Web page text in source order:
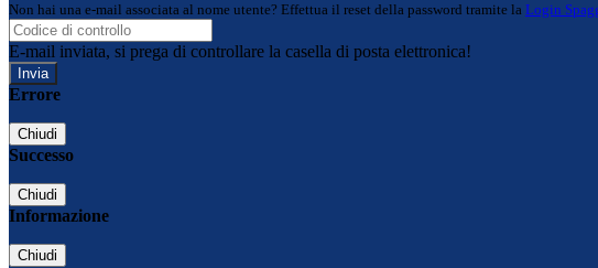
Non hai una e-mail associata al nome utente? Effettua il reset della password tramite la Login
E-mail inviata, si prega di controllare la casella di posta elettronica!
Errore
Chiudi
Successo
Chiudi
Informazione
Chiudi